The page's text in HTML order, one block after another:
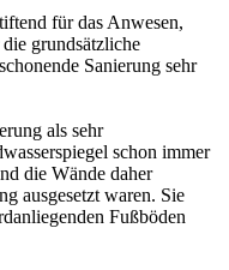
für das Anwesen,
grundsätzliche
Sanierung sehr
als sehr
schon immer
die Wände daher
ausgesetzt waren. Sie
Fußböden